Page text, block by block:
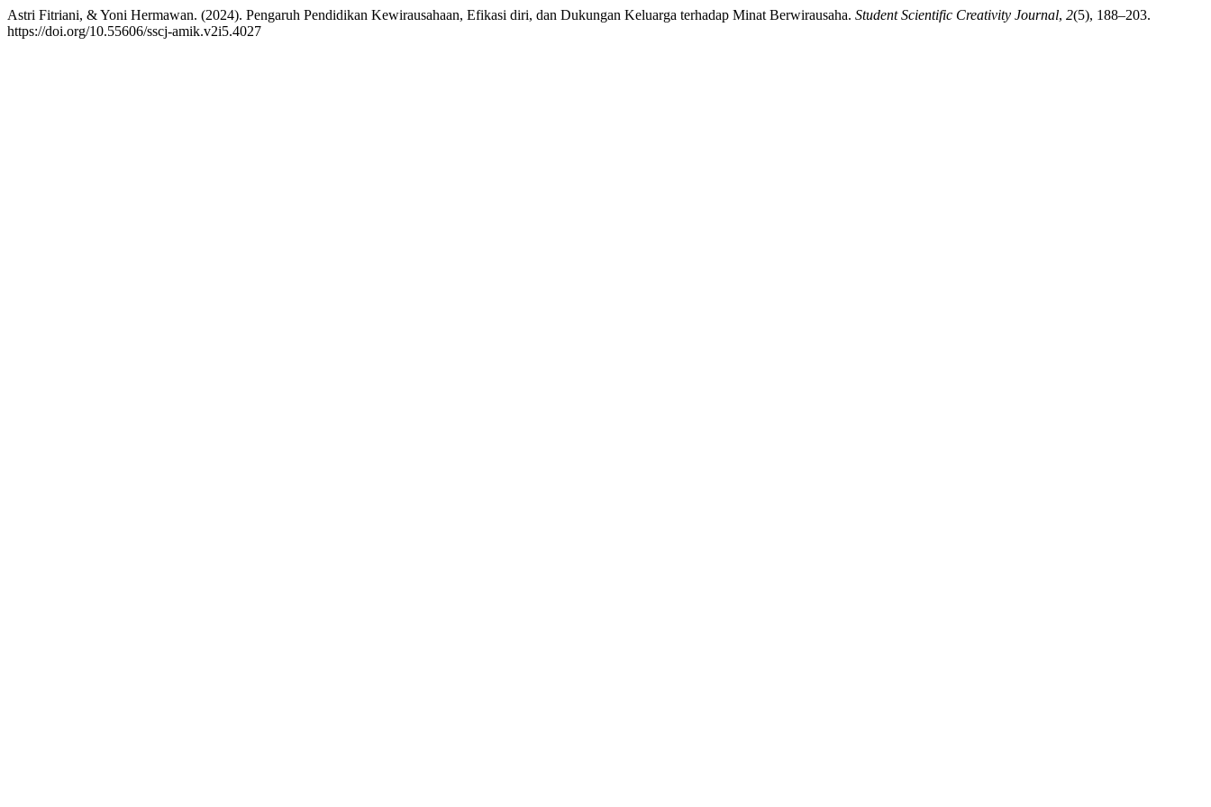
Astri Fitriani, & Yoni Hermawan. (2024). Pengaruh Pendidikan Kewirausahaan, Efikasi diri, dan Dukungan Keluarga terhadap Minat Berwirausaha. Student Scientific Creativity Journal, 2(5), 188–203.
https://doi.org/10.55606/sscj-amik.v2i5.4027